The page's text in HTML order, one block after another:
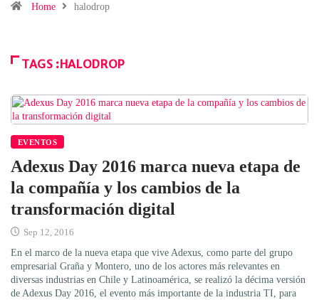
Home
halodrop
TAGS :HALODROP
EVENTOS
Adexus Day 2016 marca nueva etapa de
la compañía y los cambios de la
transformación digital
Sep 12, 2016
En el marco de la nueva etapa que vive Adexus, como parte del grupo
empresarial Graña y Montero, uno de los actores más relevantes en
diversas industrias en Chile y Latinoamérica, se realizó la décima versión
de Adexus Day 2016, el evento más importante de la industria TI, para